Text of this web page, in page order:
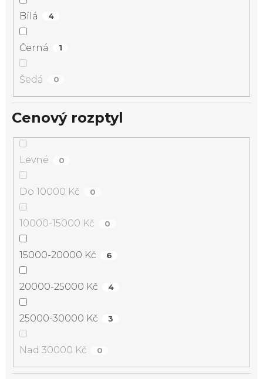
Bílá 4
Černá 1
Šedá 0
Cenový rozptyl
Levné 0
Do 10000 Kč 0
10000-15000 Kč 0
15000-20000 Kč 6
20000-25000 Kč 4
25000-30000 Kč 3
Nad 30000 Kč 0